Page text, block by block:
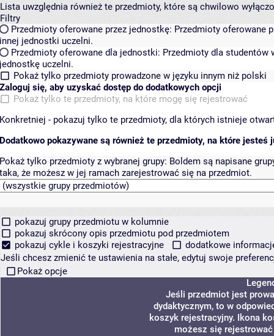
Lista uwzględnia również te przedmioty, które są chwilowo
Filtry
Przedmioty oferowane przez jednostkę: Przedmioty oferowane
innej jednostki uczelni.
Przedmioty oferowane dla jednostki: Przedmioty dla studentów
jednostkę uczelni.
Pokaż tylko przedmioty prowadzone w języku innym niż polski
Zaloguj się, aby uzyskać dostęp do dodatkowych opcji
Pokaż tylko te przedmioty, na które mogę się rejestrować
Konkretniej - pokazuj tylko te przedmioty, dla których istnieje
Dodatkowo pokazywane są również te przedmioty, na które jesteś
Pokaż tylko przedmioty z wybranej grupy: Boldem są napisane
taka, że możesz w jej ramach zarejestrować się na przedmiot.
pokazuj grupy przedmiotu w kolumnie
pokazuj skrócony opis przedmiotu pod przedmiotem
pokazuj cykle i koszyki rejestracyjne
dodatkowe
Jeśli chcesz zmienić te ustawienia na stałe, edytuj swoje
Pokaż opcje
Jeśli przedmiot jest
dydaktycznym, to w
koszyk rejestracyjny. Ikona
możesz się